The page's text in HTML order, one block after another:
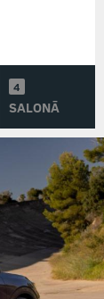
SALONĀ